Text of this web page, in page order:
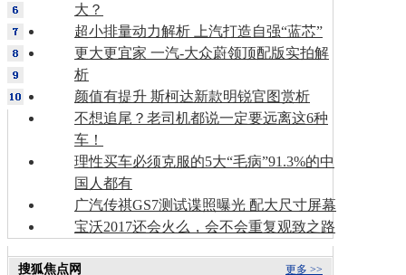
大？
超小排量动力解析 上汽打造自强“蓝芯”
更大更宜家 一汽-大众蔚领顶配版实拍解
析
颜值有提升 斯柯达新款明锐官图赏析
不想追尾？老司机都说一定要远离这6种
车！
理性买车必须克服的5大“毛病”91.3%的中
国人都有
广汽传祺GS7测试谍照曝光 配大尺寸屏幕
宝沃2017还会火么，会不会重复观致之路
更多 >>
搜狐焦点网